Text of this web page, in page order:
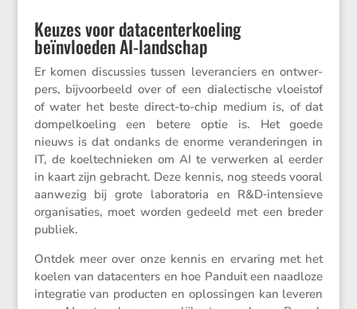
Keuzes voor datacenterkoeling
beïnvloeden AI-landschap
Er komen discus­sies tussen leveran­ciers en ontwer­
pers, bijvoor­beeld over of een dialec­ti­sche vloei­stof
of water het beste direct-to-chip medium is, of dat
dompel­koe­ling een betere optie is. Het goede
nieuws is dat ondanks de enorme veran­de­ringen in
IT, de koeltech­nieken om AI te verwerken al eerder
in kaart zijn gebracht. Deze kennis, nog steeds vooral
aanwezig bij grote labora­toria en R&D‑intensieve
organi­sa­ties, moet worden gedeeld met een breder
publiek.
Ontdek meer over onze kennis en ervaring met het
koelen van datacen­ters en hoe Panduit een naadloze
integratie van producten en oplos­singen kan leveren